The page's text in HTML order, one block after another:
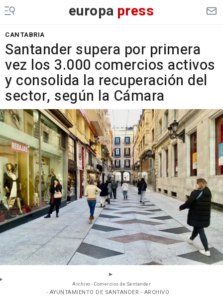
europa press
CANTABRIA
Santander supera por primera
vez los 3.000 comercios activos
y consolida la recuperación del
sector, según la Cámara
Archivo - Comercios de Santander
- AYUNTAMIENTO DE SANTANDER - ARCHIVO